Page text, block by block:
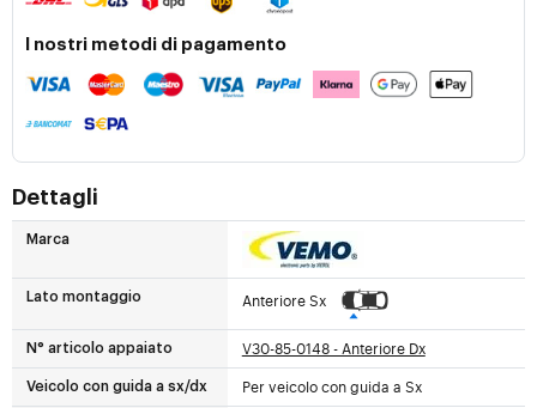
I nostri metodi di pagamento
Dettagli
Marca
Lato montaggio Anteriore Sx
N° articolo appaiato V30-85-0148 - Anteriore Dx
Veicolo con guida a sx/dx Per veicolo con guida a Sx